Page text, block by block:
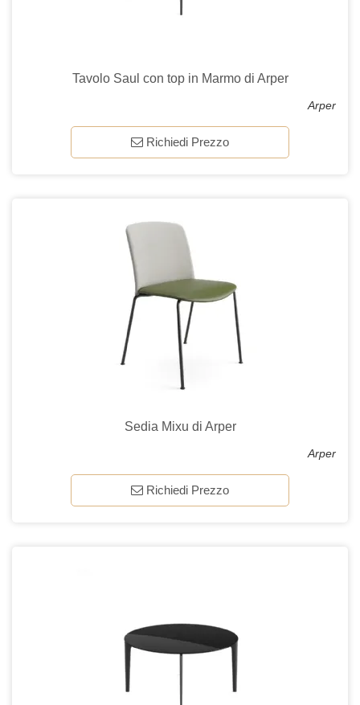
Tavolo Saul con top in Marmo di Arper
Arper
Richiedi Prezzo
Sedia Mixu di Arper
Arper
Richiedi Prezzo